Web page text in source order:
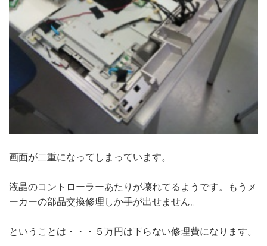
画面が二重になってしまっています。
液晶のコントローラーあたりが壊れてるようです。もうメ
ーカーの部品交換修理しか手が出せません。
ということは・・・５万円は下らない修理費になります。